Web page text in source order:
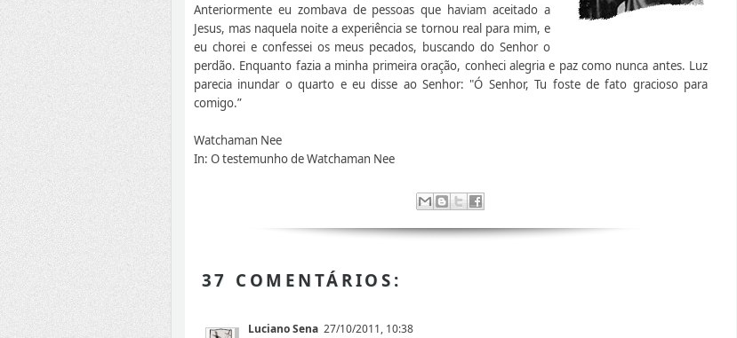
Anteriormente eu zombava de pessoas que haviam aceitado a
Jesus, mas naquela noite a experiência se tornou real para mim, e
eu chorei e confessei os meus pecados, buscando do Senhor o
perdão. Enquanto fazia a minha primeira oração, co­nheci alegria e paz como nunca antes. Luz
parecia inundar o quarto e eu disse ao Senhor: "Ó Senhor, Tu foste de fato gracioso para
comigo.”
Watchaman Nee
In: O testemunho de Watchaman Nee
37 COMENTÁRIOS:
Luciano Sena 27/10/2011, 10:38